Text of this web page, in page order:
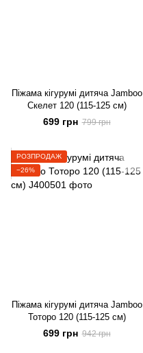
Піжама кігурумі дитяча Jamboo
Скелет 120 (115-125 см)
699 грн 799 грн
РОЗПРОДАЖ
−26%
Піжама кігурумі дитяча Jamboo
Тоторо 120 (115-125 см)
699 грн 942 грн